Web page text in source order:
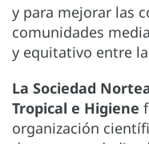
y para mejorar las
comunidades
y equitativo entre
La Sociedad
Tropical e Higiene
organización